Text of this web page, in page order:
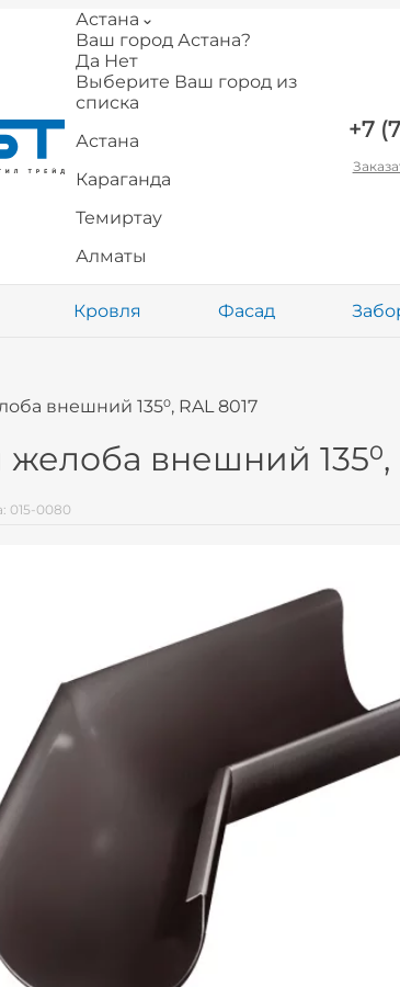
Астана
Ваш город Астана?
Да Нет
Выберите Ваш город из
списка
Астана
Караганда
Темиртау
Алматы
+7
Кровля Фасад
внешний 135⁰, RAL 8017
желоба внешний 135⁰,
015-0080